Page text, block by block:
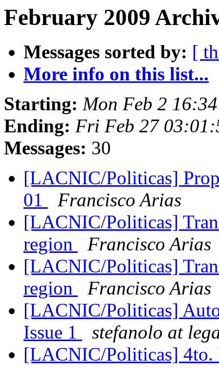
February 2009
Messages sorted by: [
More info on this list...
Starting: Mon Feb 2
Ending: Fri Feb 27
Messages: 30
[LACNIC/Politicas]
01
Francisco Arias
[LACNIC/Politicas]
region
Francisco Arias
[LACNIC/Politicas]
region
Francisco Arias
[LACNIC/Politicas]
Issue 1
stefanolo at
[LACNIC/Politicas] 4to.